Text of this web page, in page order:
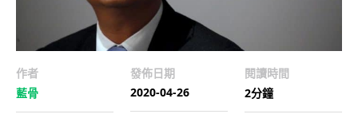
作者
藍骨
發佈日期
2020-04-26
閱讀時間
2分鐘